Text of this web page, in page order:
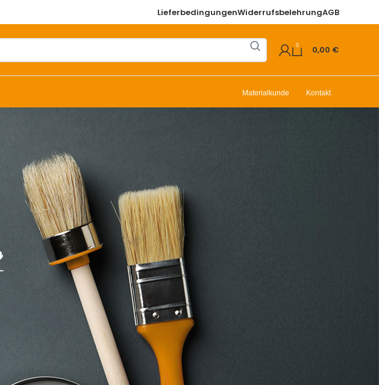
LieferbedingungenWiderrufsbelehrungAGB
0 0,00 €
Materialkunde Kontakt